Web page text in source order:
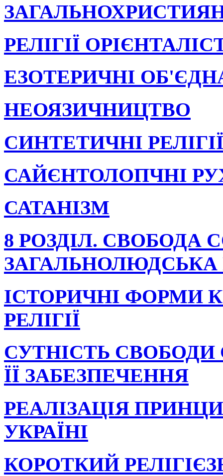
РЕЛІГІЇ
ЕЗОТЕРИЧНІ
НЕОЯЗИЧНИЦТВО
СИНТЕТИЧНІ
САЙЄНТОЛОПЧНІ
САТАНІЗМ
8 РОЗДІЛ. СВОБОДА
ЗАГАЛЬНОЛЮДСЬКА
ІСТОРИЧНІ ФОРМИ
РЕЛІГІЇ
СУТНІСТЬ
ЇЇ ЗАБЕЗПЕЧЕННЯ
РЕАЛІЗАЦІЯ
УКРАЇНІ
КОРОТКИЙ